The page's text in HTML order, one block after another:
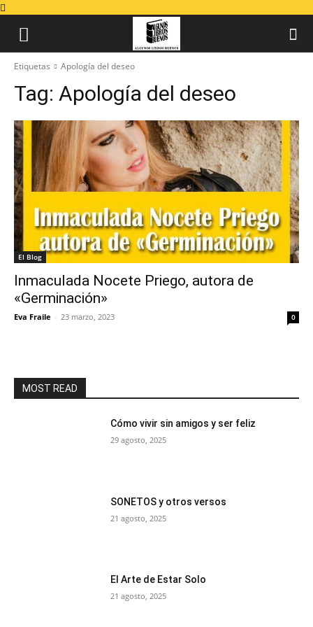
Etiquetas Apología del deseo
Tag: Apología del deseo
El Blog
Inmaculada Nocete Priego, autora de
«Germinación»
Eva Fraile - 23 marzo, 2023 0
MOST READ
Cómo vivir sin amigos y ser feliz
29 agosto, 2025
SONETOS y otros versos
21 agosto, 2025
El Arte de Estar Solo
21 agosto, 2025